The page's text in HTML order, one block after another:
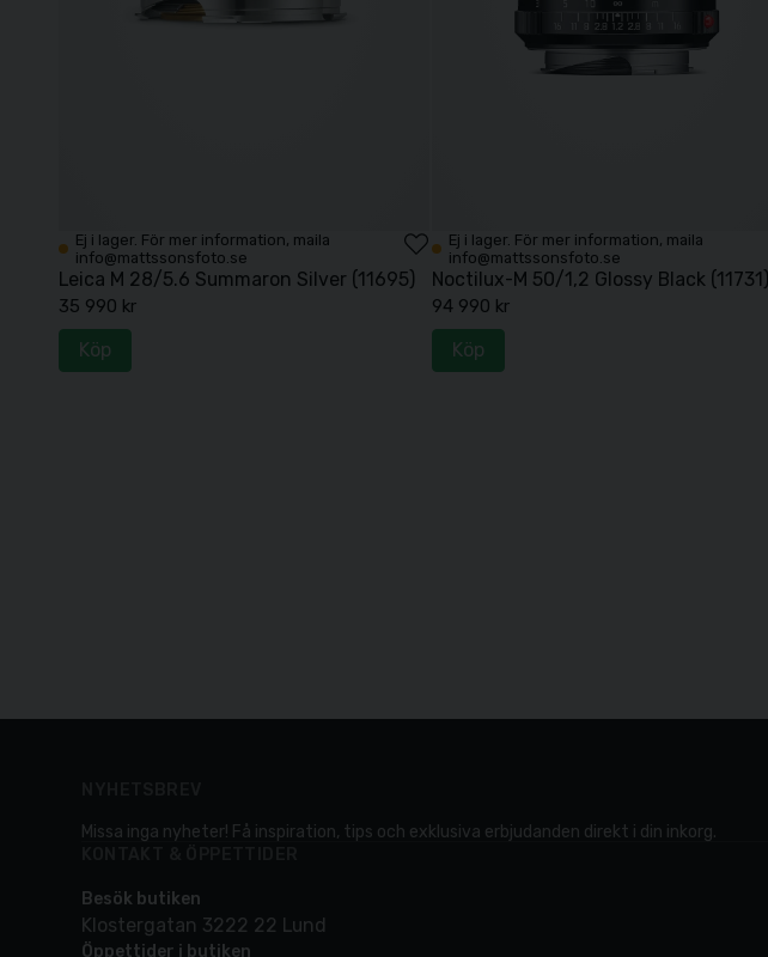
Ej i lager. För mer information, maila
info@mattssonsfoto.se
Leica M 28/5.6 Summaron Silver (11695)
35 990 kr
Köp
Ej i lager. För mer information, maila
info@mattssonsfoto.se
Noctilux-M 50/1,2 Glossy Black (11731)
94 990 kr
Köp
Missa inga nyheter! Få inspiration, tips och exklusiva erbjudanden direkt i din inkorg.
Besök butiken
Klostergatan 3222 22 Lund
Öppettider i butiken